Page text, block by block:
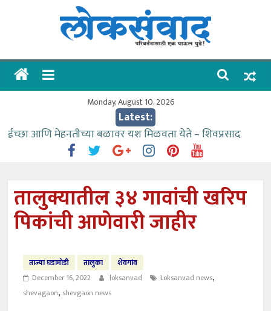
लोकसंवाद
ताज्या
Monday, August 10, 2026
Latest:
ईच्छा आणि मेहनतीच्या बळावर यश मिळवता येते – शिवप्रसाद
संजीवनीच्या विद्यार्थ्यांनी घेतली विमानतळ कार्यप्रणालीची माहिती
वाढीव निधी देण्यास पाणीपुरवठा मंत्री सकारात्मक – आ.आशुतोष
काळे
आत्मामालिक गुरूकूलाचे २२८ विद्यार्थी शिष्यवृत्तीस पात्र
तालुक्यातील ३४ गावांची खरिप
पिकांची आणेवारी जाहीर
ताज्या घडामोडी तालुका
शेवगांव
December 16, 2022
loksanvad Loksanvad news,
shevagaon, shevgaon news